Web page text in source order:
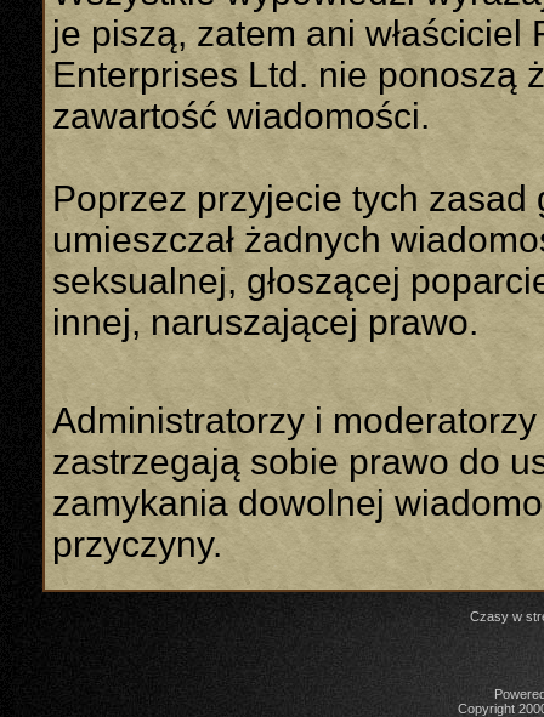
je piszą, zatem ani
Enterprises Ltd. nie ponoszą
zawartość wiadomości.
Poprzez przyjecie tych
umieszczał żadnych
seksualnej, głoszącej
innej, naruszającej prawo.
Administratorzy i
zastrzegają sobie prawo do
zamykania dowolnej
przyczyny.
Czasy w
Copyright